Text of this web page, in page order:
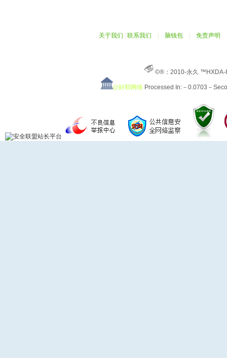
关于我们 联系我们 脑钱包 免责声明
©®：2010-永久
@好耶网络 Processed In:－0.0703－